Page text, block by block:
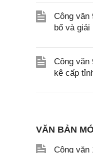
Công văn
bổ và giải
Công văn
kê cấp
VĂN BẢN
Công văn